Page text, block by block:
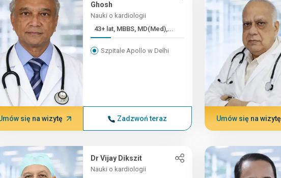
Ghosh
Nauki o kardiologii
43+ lat, MBBS, MD(Med),...
Szpitale Apollo w Delhi
się na wizytę Zadzwoń teraz Umów się na wizytę
Dr Vijay Dikszit
Nauki o kardiologii